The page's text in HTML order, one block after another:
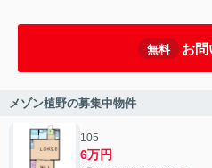
無料 お問
メゾン植野の募集中物件
105
6万円